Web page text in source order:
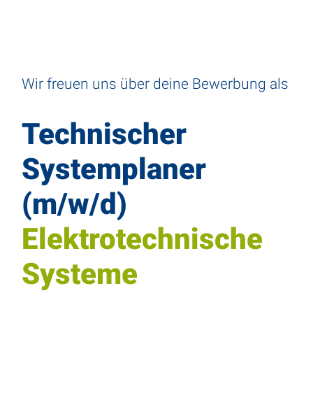
Wir freuen uns über deine Bewer­bung als
Tech­ni­scher
System­planer
(m/w/d)
Elektro­technische
Systeme